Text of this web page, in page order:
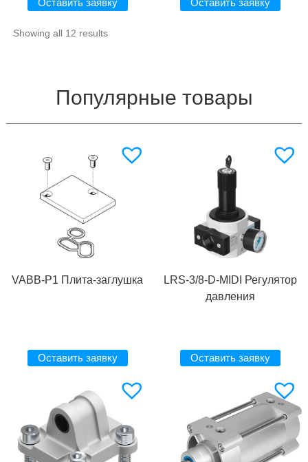
Оставить заявку Оставить заявку
Showing all 12 results
Популярные товары
VABB-P1 Плита-заглушка
Оставить заявку
LRS-3/8-D-MIDI Регулятор
давления
Оставить заявку